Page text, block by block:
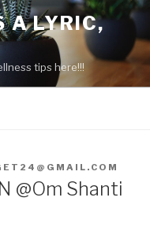
A LYRIC,
tips here!!!
@Om Shanti